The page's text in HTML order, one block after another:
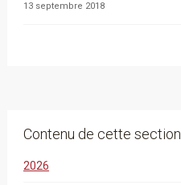
13 septembre 2018
Contenu de cette section
2026